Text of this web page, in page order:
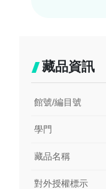
藏品資訊
館號/編目號
學門
藏品名稱
對外授權標示